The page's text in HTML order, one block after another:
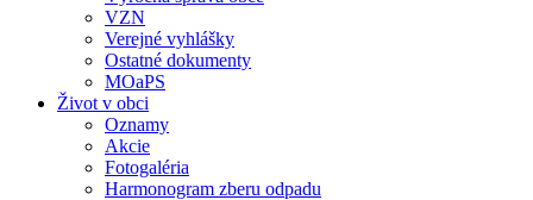
VZN
Verejné vyhlášky
Ostatné dokumenty
MOaPS
Život v obci
Oznamy
Akcie
Fotogaléria
Harmonogram zberu odpadu